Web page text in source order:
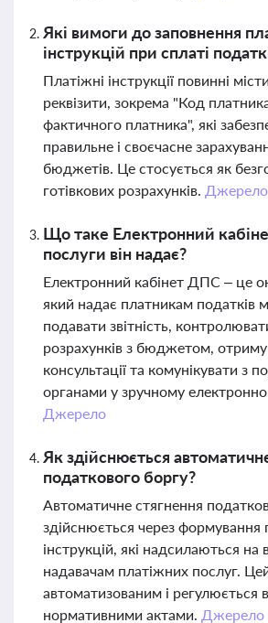
Які вимоги до заповнення
інструкцій при сплаті
Платіжні інструкції повинні
реквізити, зокрема "Код
фактичного платника", які
правильне і своєчасне
бюджетів. Це стосується як
готівкових розрахунків. Джерело
Що таке Електронний
послуги він надає?
Електронний кабінет ДПС – це
який надає платникам податків
подавати звітність,
розрахунків з бюджетом,
консультації та комунікувати з
органами у зручному
Джерело
Як здійснюється
податкового боргу?
Автоматичне стягнення
здійснюється через формування
інструкцій, які надсилаються на
надавачам платіжних послуг.
автоматизованим і регулюється
нормативними актами. Джерело